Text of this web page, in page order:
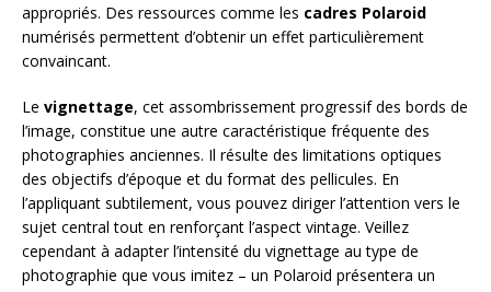
appropriés. Des ressources comme les cadres Polaroid
numérisés permettent d’obtenir un effet particulièrement
convaincant.
Le vignettage, cet assombrissement progressif des bords de
l’image, constitue une autre caractéristique fréquente des
photographies anciennes. Il résulte des limitations optiques
des objectifs d’époque et du format des pellicules. En
l’appliquant subtilement, vous pouvez diriger l’attention vers le
sujet central tout en renforçant l’aspect vintage. Veillez
cependant à adapter l’intensité du vignettage au type de
photographie que vous imitez – un Polaroid présentera un